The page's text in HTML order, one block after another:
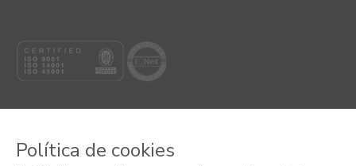
Política de cookies